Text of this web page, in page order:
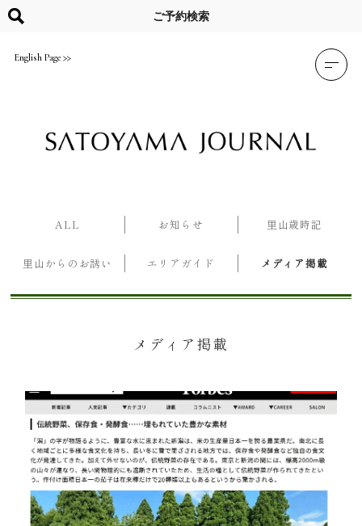
content
English Page
ご予約検索
ALL お知らせ 里山歳時記
里山からのお誘い エリアガイド メディア掲載
メディア掲載